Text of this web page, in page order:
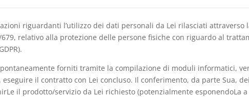
riguardanti l’utilizzo dei dati personali da Lei rilasciati
relativo alla protezione delle persone fisiche con riguardo al
forniti tramite la compilazione di moduli informatici,
eseguire il contratto con Lei concluso. Il conferimento, da parte Sua,
il prodotto/servizio da Lei richiesto (potenzialmente esponendoLa